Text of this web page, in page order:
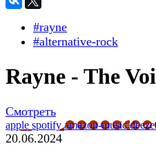
#rayne
#alternative-rock
Rayne - The
Смотреть
apple spotifyamazon-music
20.06.2024